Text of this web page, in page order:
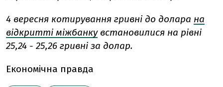
4 вересня котирування гривні до долара на
відкритті міжбанкувстановилися на рівні
25,24 - 25,26 гривні за долар.
Економічна правда